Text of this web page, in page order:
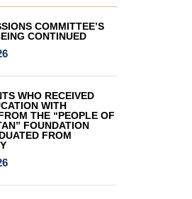
COMMITTEE’S
CONTINUED
WHO RECEIVED
WITH
THE “PEOPLE OF
FOUNDATION
FROM